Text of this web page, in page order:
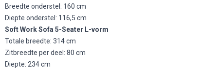
Breedte onderstel: 160 cm
Diepte onderstel: 116,5 cm
Soft Work Sofa 5-Seater L-vorm
Totale breedte: 314 cm
Zitbreedte per deel: 80 cm
Diepte: 234 cm